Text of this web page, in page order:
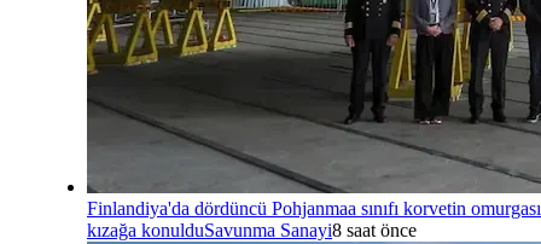
Finlandiya'da dördüncü Pohjanmaa sınıfı korvetin omurgası
kızağa konulduSavunma Sanayi8 saat önce